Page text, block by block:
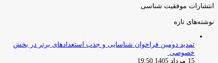
انتشارات موفقیت شناسی
نوشته‌های تازه
تمدید دومین فراخوان شناسایی و جذب استعدادهای برتر در بخش
خصوصی
15 مرداد 1405 19:50